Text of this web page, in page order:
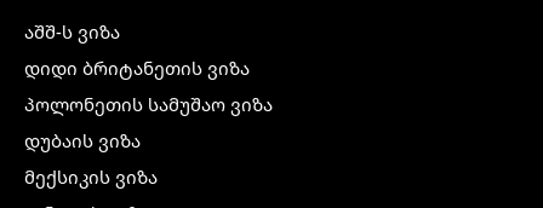
აშშ-ს ვიზა
დიდი ბრიტანეთის ვიზა
პოლონეთის სამუშაო ვიზა
დუბაის ვიზა
მექსიკის ვიზა